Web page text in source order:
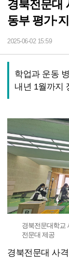
경북전문대
동부 평가·
2025-06-02 15:59
학업과 운동
내년 1월까지
경북전문대학교
전문대 제공
경북전문대 사